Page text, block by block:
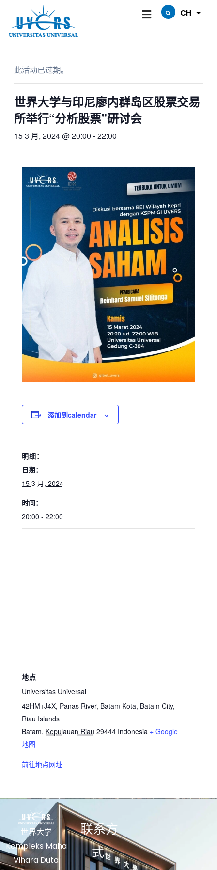
CH
ID
此活动已过期。
世界大学与印尼廖内群岛区股票交易
所举行“分析股票”研讨会
15 3 月, 2024 @ 20:00 -22:00
添加到calendar
明细：
日期：
15 3 月, 2024
时间：
20:00 - 22:00
地点
Universitas Universal
42HM+J4X, Panas River, Batam Kota, Batam City,
Riau Islands
Batam, Kepulauan Riau 29444 Indonesia + Google
地图
前往地点网址
世界大学
Kompleks Maha
Vihara Duta
联系方
式